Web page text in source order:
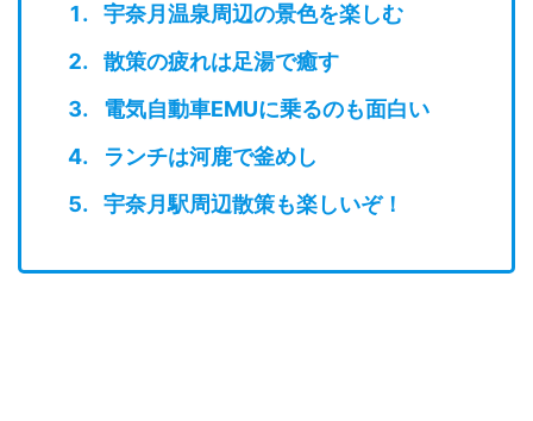
宇奈月温泉周辺の景色を楽しむ
散策の疲れは足湯で癒す
電気自動車EMUに乗るのも面白い
ランチは河鹿で釜めし
宇奈月駅周辺散策も楽しいぞ！